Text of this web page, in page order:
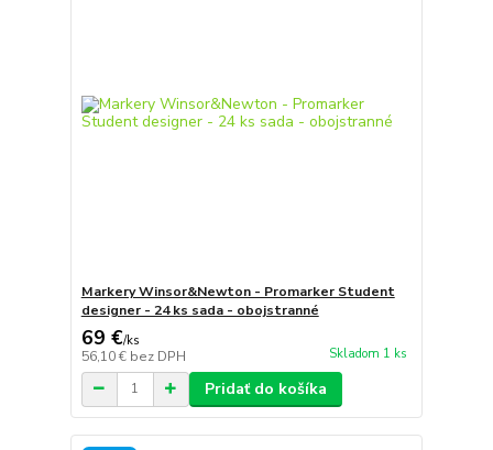
Markery Winsor&Newton - Promarker Student
designer - 24 ks sada - obojstranné
69 €/ks
56,10 € bez DPH Skladom 1 ks
Pridať do košíka